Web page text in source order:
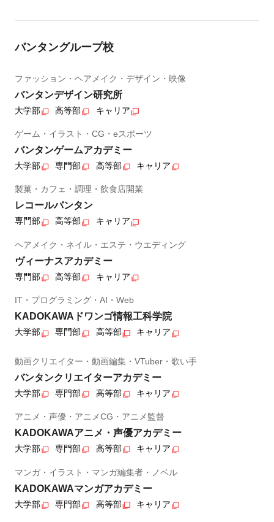
バンタングループ校
ファッション・ヘアメイク・デザイン・映像
バンタンデザイン研究所
大学部 高等部 キャリア
ゲーム・イラスト・CG・eスポーツ
バンタンゲームアカデミー
大学部 専門部 高等部 キャリア
製菓・カフェ・調理・飲食店開業
レコールバンタン
専門部 高等部 キャリア
ヘアメイク・ネイル・エステ・ウエディング
ヴィーナスアカデミー
専門部 高等部 キャリア
IT・プログラミング・AI・Web
KADOKAWAドワンゴ情報工科学院
大学部 専門部 高等部 キャリア
動画クリエイター・動画編集・VTuber・歌い手
バンタンクリエイターアカデミー
大学部 専門部 高等部 キャリア
アニメ・声優・アニメCG・アニメ監督
KADOKAWAアニメ・声優アカデミー
大学部 専門部 高等部 キャリア
マンガ・イラスト・マンガ編集者・ノベル
KADOKAWAマンガアカデミー
大学部 専門部 高等部 キャリア